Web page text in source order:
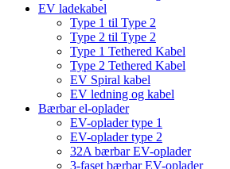
EV ladekabel
Type 1 til Type 2
Type 2 til Type 2
Type 1 Tethered Kabel
Type 2 Tethered Kabel
EV Spiral kabel
EV ledning og kabel
Bærbar el-oplader
EV-oplader type 1
EV-oplader type 2
32A bærbar EV-oplader
3-faset bærbar EV-oplader